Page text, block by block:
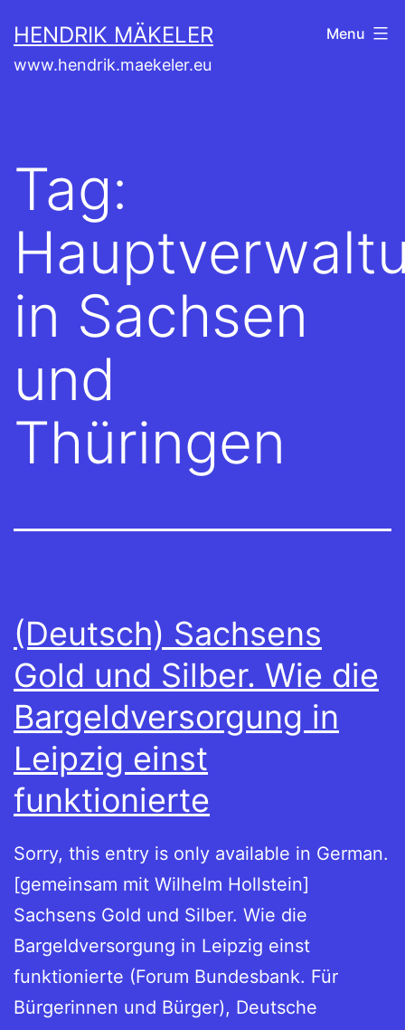
to
content
HENDRIK MÄKELER
www.hendrik.maekeler.eu
Menu
Tag:
in Sachsen
und
Thüringen
(Deutsch) Sachsens
Gold und Silber. Wie die
Bargeldversorgung in
Leipzig einst
funktionierte
Sorry, this entry is only available in German.
[gemeinsam mit Wilhelm Hollstein]
Sachsens Gold und Silber. Wie die
Bargeldversorgung in Leipzig einst
funktionierte (Forum Bundesbank. Für
Bürgerinnen und Bürger), Deutsche